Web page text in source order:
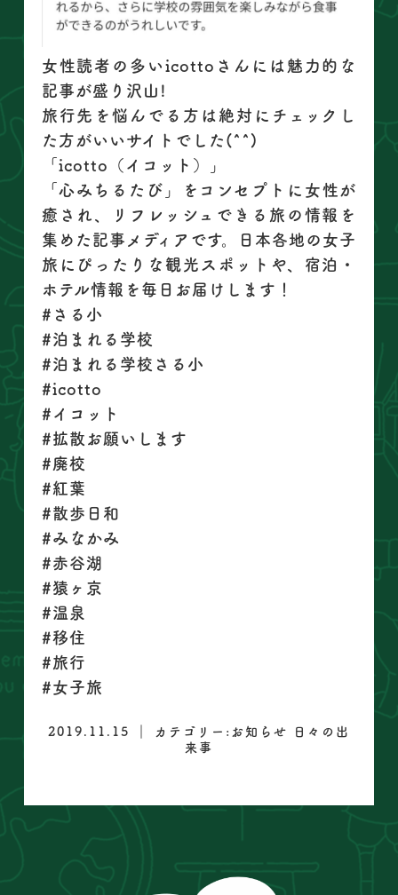
女性読者の多いicottoさんには魅力的な
記事が盛り沢山!
旅行先を悩んでる方は絶対にチェックし
た方がいいサイトでした(^^)
「icotto（イコット）」
「心みちるたび」をコンセプトに女性が
癒され、リフレッシュできる旅の情報を
集めた記事メディアです。日本各地の女子
旅にぴったりな観光スポットや、宿泊・
ホテル情報を毎日お届けします！
#さる小
#泊まれる学校
#泊まれる学校さる小
#icotto
#イコット
#拡散お願いします
#廃校
#紅葉
#散歩日和
#みなかみ
#赤谷湖
#猿ヶ京
#温泉
#移住
#旅行
#女子旅
2019.11.15 ｜ カテゴリー: お知らせ
日々の出
来事